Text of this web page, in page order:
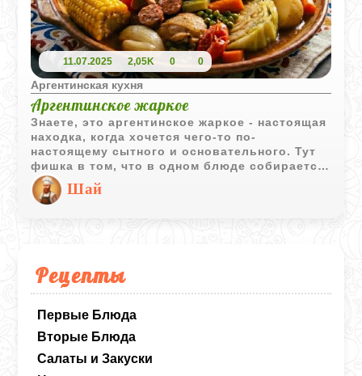
Рецепты
Первые Блюда
Вторые Блюда
Салаты и Закуски
11.07.2025 2,05K 0 0
Аргентинская кухня
Аргентинское жаркое
Знаете, это аргентинское жаркое - настоящая
находка, когда хочется чего-то по-
настоящему сытного и основательного. Тут
фишка в том, что в одном блюде собирается
целая компания: и говядина, и баранина, и
курица, да еще и копчености для того самого
кукурузой, пока вкусы не перемешаются в
оказывается и сочное мясо с овощами на
большом блюде, и горячий бульон отдельно.
Идеально заходит со свежим хлебом и в
хорошей компании.
Шай